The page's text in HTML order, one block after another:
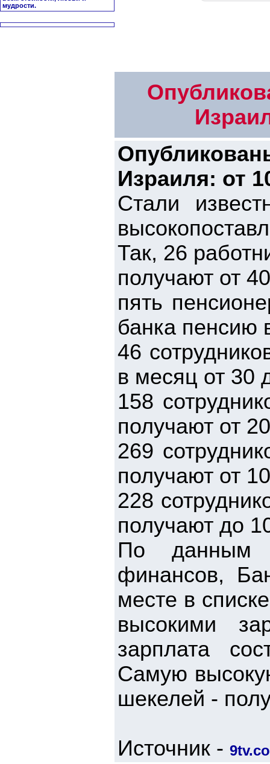
мудрости.
Израиля: от
Стали
Так, 26
получают от
пять
банка пенсию
46
в месяц от 30
158
получают от
269
получают от
228
получают до
По данным
финансов,
месте в
высокими
зарплата
Самую
шекелей -
Источник -